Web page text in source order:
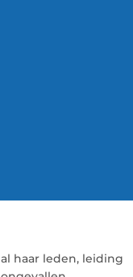
haar leden, leiding